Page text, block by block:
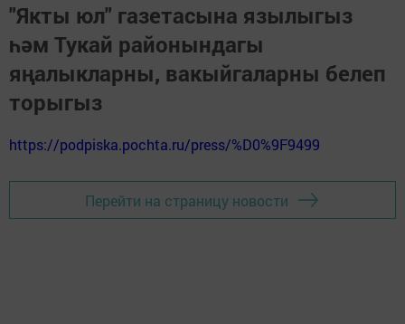
"Якты юл" газетасына язылыгыз
һәм Тукай районындагы
яңалыкларны, вакыйгаларны белеп
торыгыз
https://podpiska.pochta.ru/press/%D0%9F9499
Перейти на страницу новости